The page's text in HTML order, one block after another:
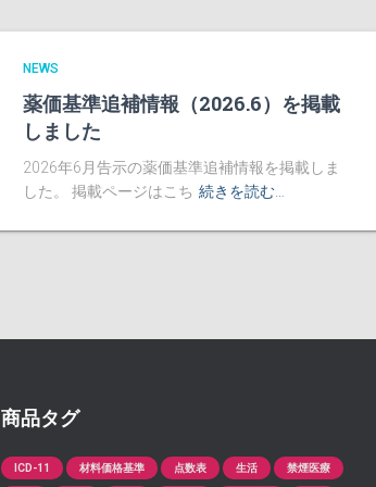
NEWS
薬価基準追補情報（2026.6）を掲載
しました
2026年6月告示の薬価基準追補情報を掲載しま
した。 掲載ページはこち 続きを読む…
商品タグ
ICD-11 材料価格基準 点数表 生活 禁煙医療